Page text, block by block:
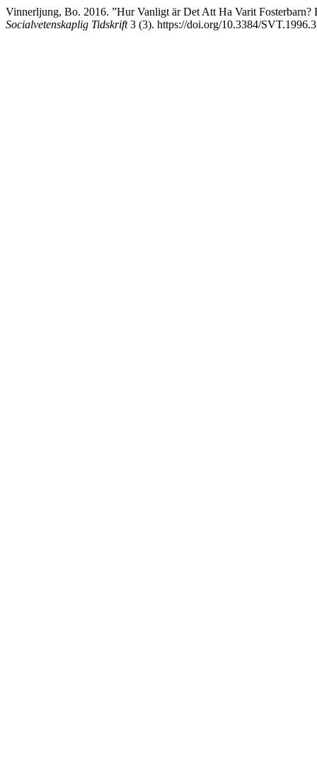
Vinnerljung, Bo. 2016. ”Hur Vanligt är Det Att Ha Varit
Socialvetenskaplig Tidskrift3 (3). https://doi.org/10.3384/